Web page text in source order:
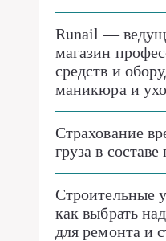
Runail —
магазин
средств и
маникюра и
Страхование
груза в составе
Строительные
как выбрать
для ремонта и